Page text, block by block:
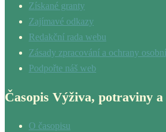
Získané granty
Zajímavé odkazy
Redakční rada webu
Zásady zpracování a ochrany
Podpořte náš web
Časopis Výživa, potraviny
O časopisu